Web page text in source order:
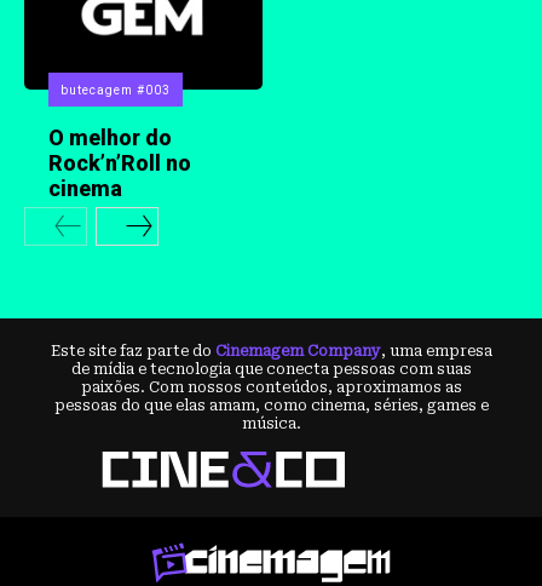
butecagem #003
O melhor do
Rock’n’Roll no
cinema
Este site faz parte do Cinemagem Company, uma empresa
de mídia e tecnologia que conecta pessoas com suas
paixões. Com nossos conteúdos, aproximamos as
pessoas do que elas amam, como cinema, séries, games e
música.